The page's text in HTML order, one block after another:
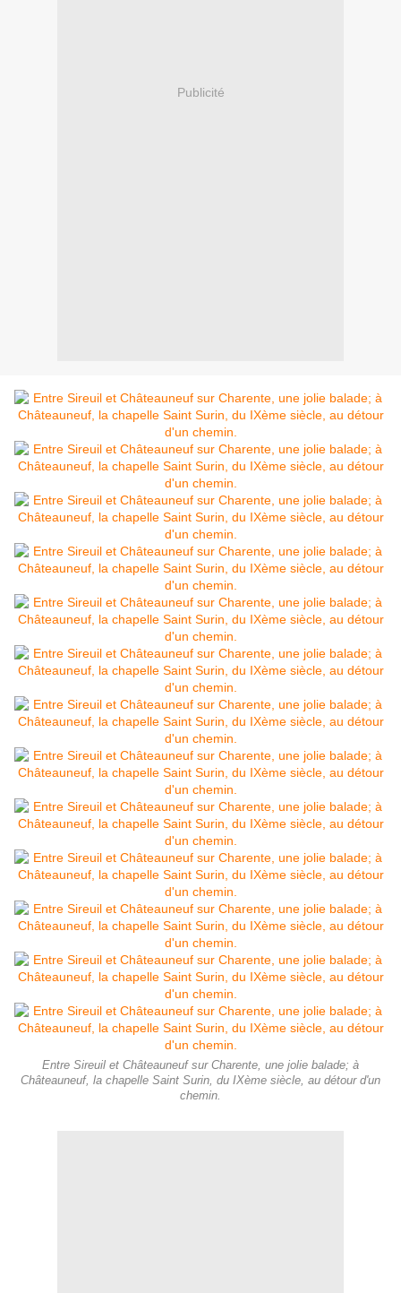
Publicité
Entre Sireuil et Châteauneuf sur Charente, une jolie balade; à
Châteauneuf, la chapelle Saint Surin, du IXème siècle, au détour d'un
chemin.